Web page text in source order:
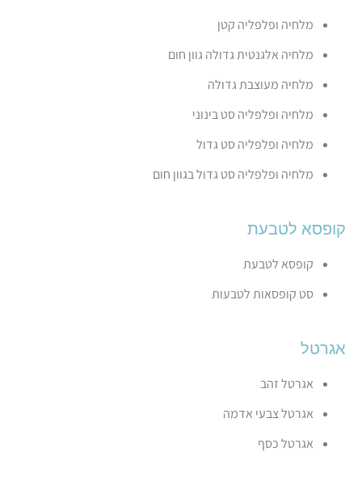
מלחיה ופלפליה קטן
מלחיה אלגנטית גדולה גוון חום
מלחיה מעוצבת גדולה
מלחיה ופלפליה סט בינוני
מלחיה ופלפליה סט גדול
מלחיה ופלפליה סט גדול בגוון חום
קופסא לטבעת
קופסא לטבעת
סט קופסאות לטבעות
אגרטל
אגרטל זהב
אגרטל צבעי אדמה
אגרטל כסף